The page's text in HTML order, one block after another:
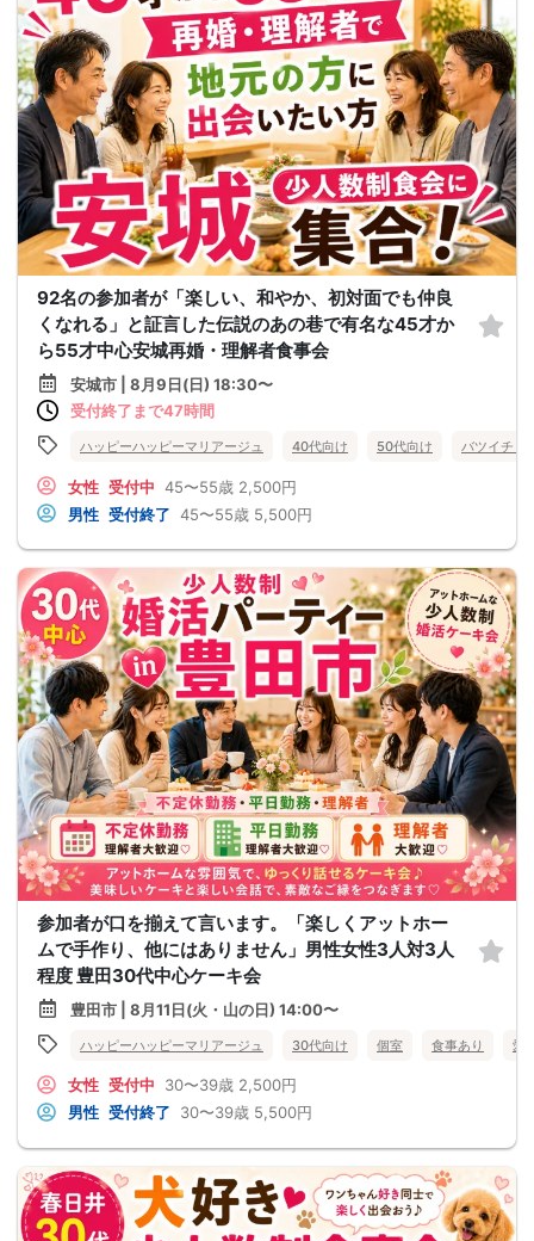
92名の参加者が「楽しい、和やか、初対面でも仲良
くなれる」と証言した伝説のあの巷で有名な45才か
ら55才中心安城再婚・理解者食事会
安城市 | 8月9日(日) 18:30〜
受付終了まで47時間
ハッピーハッピーマリアージュ 40代向け 50代向け バツイチ・
女性 受付中 45〜55歳 2,500円
男性 受付終了 45〜55歳 5,500円
参加者が口を揃えて言います。「楽しくアットホー
ムで手作り、他にはありません」男性女性3人対3人
程度 豊田30代中心ケーキ会
豊田市 | 8月11日(火・山の日) 14:00〜
ハッピーハッピーマリアージュ 30代向け 個室 食事あり 愛
女性 受付中 30〜39歳 2,500円
男性 受付終了 30〜39歳 5,500円